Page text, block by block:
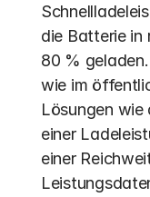
die Batterie in
80 %
wie im
Lösungen
einer
einer